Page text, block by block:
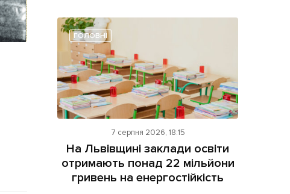
ГОЛОВНІ
7 серпня 2026, 18:15
На Львівщині заклади освіти
отримають понад 22 мільйони
гривень на енергостійкість